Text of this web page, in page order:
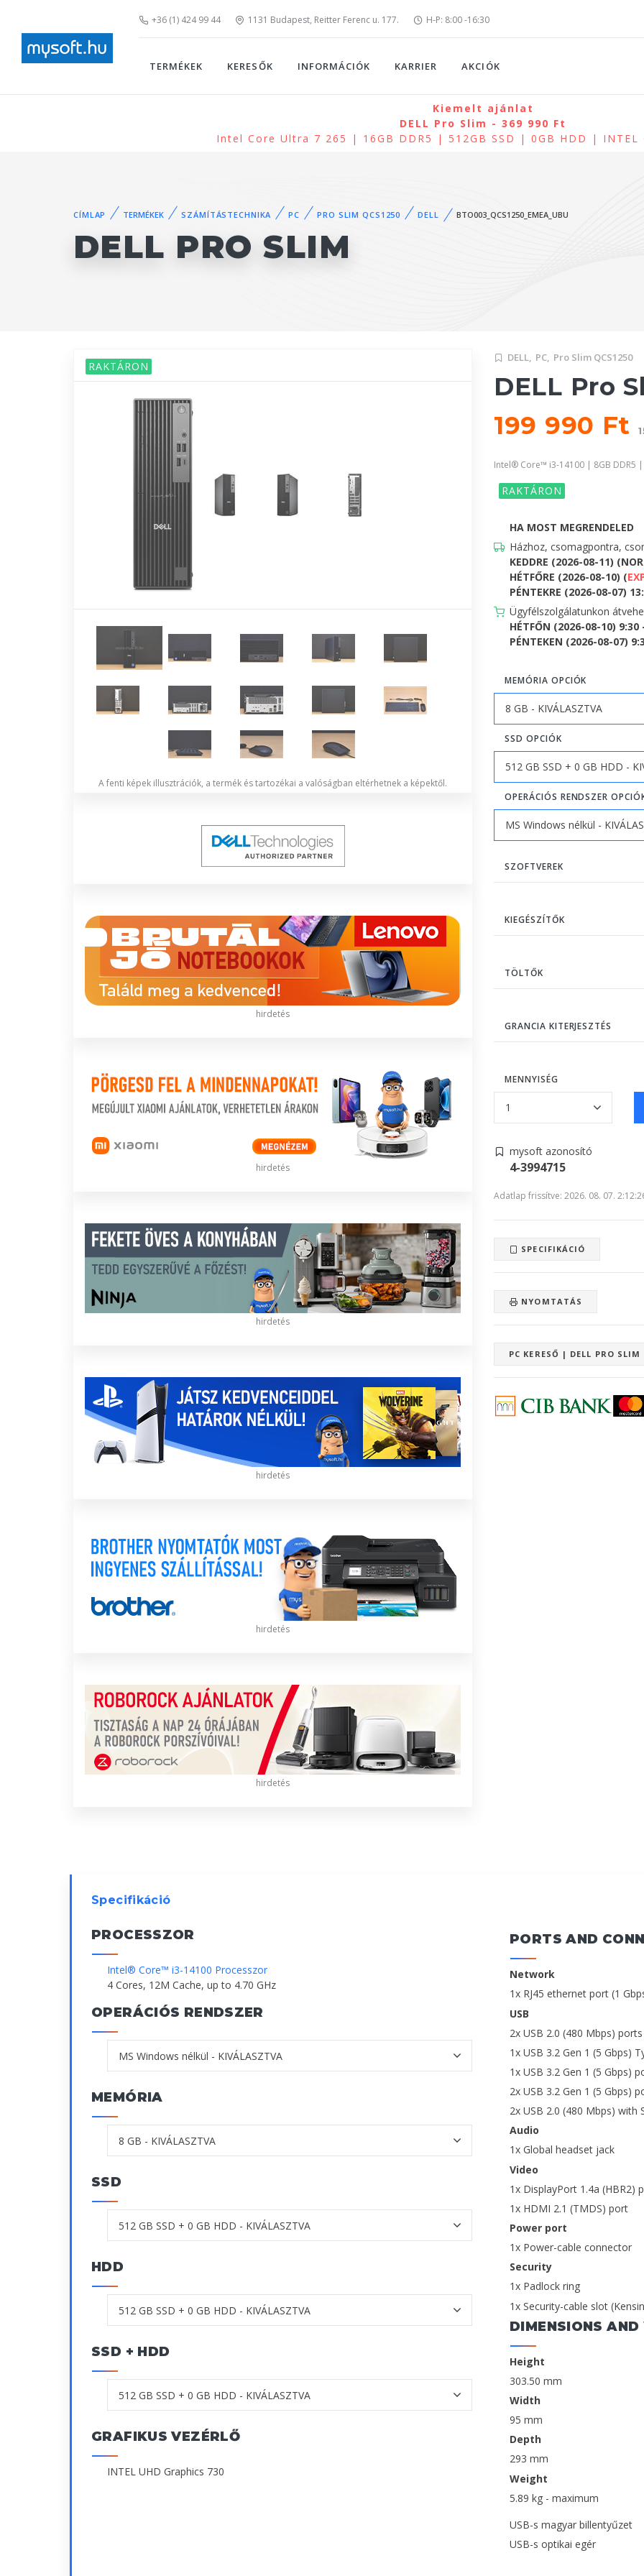
+36 (1) 424 99 44 1131 Budapest, Reitter Ferenc u. 177. H-P: 8:00 -16:30
TERMÉKEK KERESŐK INFORMÁCIÓK KARRIER AKCIÓK
Kiemelt ajánlat
DELL Pro Slim - 369 990 Ft
Intel Core Ultra 7 265 | 16GB DDR5 | 512GB SSD | 0GB HDD | INTEL
CÍMLAP TERMÉKEK SZÁMÍTÁSTECHNIKA PC PRO SLIM QCS1250 DELL BTO003_QCS1250_EMEA_UBU
DELL PRO SLIM
RAKTÁRON
A fenti képek illusztrációk, a termék és tartozékai a valóságban eltérhetnek a képektől.
hirdetés
hirdetés
hirdetés
hirdetés
hirdetés
hirdetés
DELL, PC, Pro Slim QCS1250
DELL Pro
199 990 Ft
Intel® Core™ i3-14100 | 8GB DDR5 |
RAKTÁRON
HA MOST MEGRENDELED
Házhoz, csomagpontra,
KEDDRE (2026-08-11)
HÉTFŐRE (2026-08-10) (
PÉNTEKRE (2026-08-07)
Ügyfélszolgálatunkon
HÉTFŐN (2026-08-10)
PÉNTEKEN (2026-08-07)
MEMÓRIA OPCIÓK
SSD OPCIÓK
OPERÁCIÓS RENDSZER
SZOFTVEREK
KIEGÉSZÍTŐK
TÖLTŐK
GRANCIA KITERJESZTÉS
MENNYISÉG
mysoft azonosító
4-3994715
Adatlap frissítve: 2026. 08. 07.
SPECIFIKÁCIÓ
NYOMTATÁS
PC KERESŐ | DELL PRO
Specifikáció
PROCESSZOR
Intel® Core™ i3-14100 Processzor
4 Cores, 12M Cache, up to 4.70 GHz
OPERÁCIÓS RENDSZER
MEMÓRIA
SSD
HDD
SSD + HDD
GRAFIKUS VEZÉRLŐ
INTEL UHD Graphics 730
PORTS AND
Network
1x RJ45 ethernet port (1
USB
2x USB 2.0 (480 Mbps)
1x USB 3.2 Gen 1 (5 Gbps)
1x USB 3.2 Gen 1 (5 Gbps)
2x USB 3.2 Gen 1 (5 Gbps)
2x USB 2.0 (480 Mbps)
Audio
1x Global headset jack
Video
1x DisplayPort 1.4a (HBR2)
1x HDMI 2.1 (TMDS) port
Power port
1x Power-cable connector
Security
1x Padlock ring
1x Security-cable slot
DIMENSIONS
Height
303.50 mm
Width
95 mm
Depth
293 mm
Weight
5.89 kg - maximum
USB-s magyar billentyűzet
USB-s optikai egér